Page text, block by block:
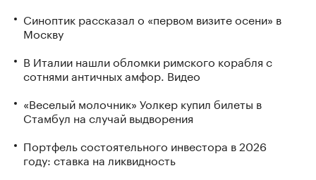
Синоптик рассказал о «первом визите осени» в
Москву
В Италии нашли обломки римского корабля с
сотнями античных амфор. Видео
«Веселый молочник» Уолкер купил билеты в
Стамбул на случай выдворения
Портфель состоятельного инвестора в 2026
году: ставка на ликвидность